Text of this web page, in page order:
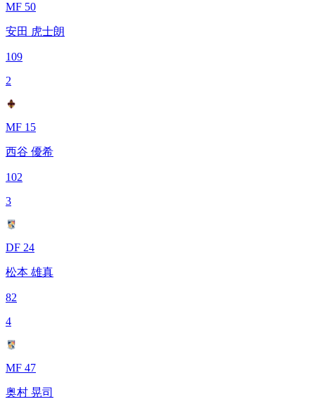
MF 50
安田 虎士朗
109
2
MF 15
西谷 優希
102
3
DF 24
松本 雄真
82
4
MF 47
奥村 晃司